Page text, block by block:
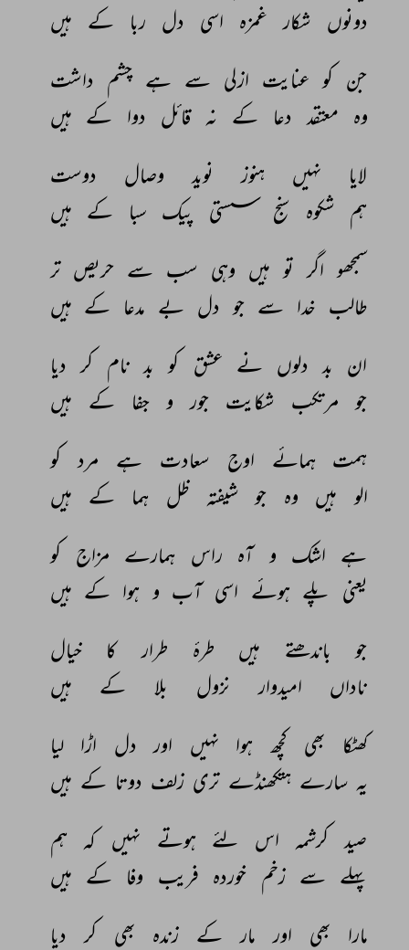
دونوں
شکار غمزہ اسی دل ربا کے ہیں
جن کو عنایت ازلی سے ہے چشم داشت
وہ معتقد دعا کے نہ قائل دوا کے ہیں
لایا
نہیں ہنوز نوید‌ وصال
دوست
ہم شکوہ سنج سستی‌‌ پیک سبا کے ہیں
سمجھو اگر تو ہیں وہی سب سے حریص تر
طالب خدا سے جو دل بے مدعا کے ہیں
ان بد‌ دلوں نے عشق کو بد نام کر دیا
جو مرتکب شکایت‌ جور و جفا کے
ہیں
ہمت
ہمائے اوج سعادت ہے مرد کو
الو
ہیں وہ جو شیفتہ ظل ہما کے
ہیں
ہے اشک و آہ راس ہمارے مزاج کو
یعنی پلے ہوئے اسی آب و ہوا کے ہیں
جو
باندھتے ہیں طرۂ طرار کا
خیال
ناداں
امیدوار نزول بلا کے
ہیں
کھٹکا
بھی کچھ ہوا نہیں اور دل اڑا
لیا
یہ سارے ہتکھنڈے تری زلف دوتا کے ہیں
صید کرشمہ اس لئے ہوتے نہیں کہ
ہم
پہلے سے زخم خوردہ فریب وفا کے ہیں
مارا
بھی اور مار کے زندہ بھی کر دیا